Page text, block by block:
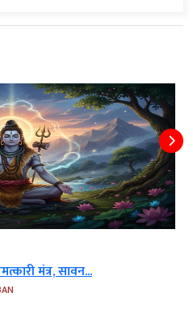
मंत्र, सावन...